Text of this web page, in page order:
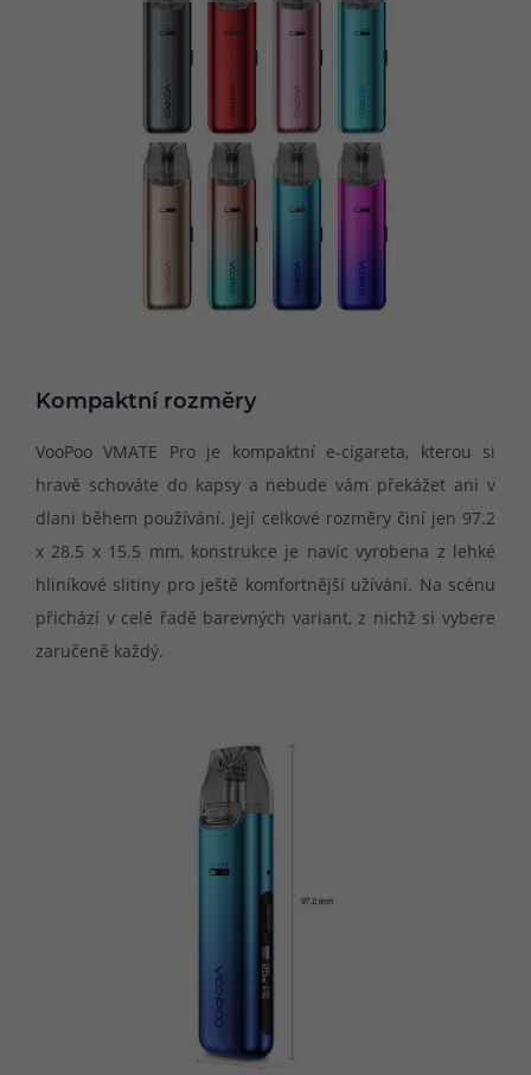
Kompaktní rozměry
VooPoo VMATE Pro je kompaktní e-cigareta, kterou si
hravě schováte do kapsy a nebude vám překážet ani v
dlani během používání. Její celkové rozměry činí jen 97.2
x 28.5 x 15.5 mm, konstrukce je navíc vyrobena z lehké
hliníkové slitiny pro ještě komfortnější užívání. Na scénu
přichází v celé řadě barevných variant, z nichž si vybere
zaručeně každý.